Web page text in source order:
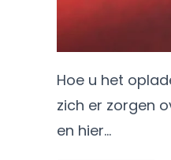
Hoe u het
zich er zorgen
en hier…